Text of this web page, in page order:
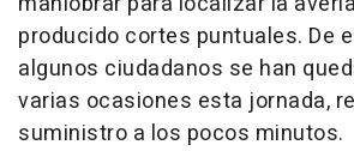
producido cortes puntuales. De
algunos ciudadanos se han
varias ocasiones esta jornada,
suministro a los pocos minutos.